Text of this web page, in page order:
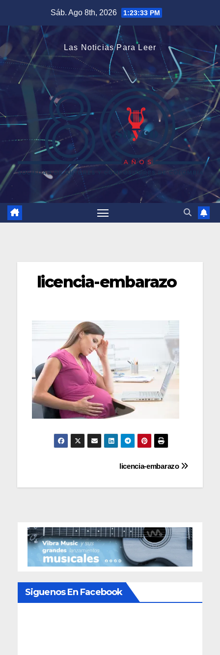
contenido
Sáb. Ago 8th, 2026 1:23:33 PM
Las Noticias Para Leer
licencia-embarazo
Navegación
de
licencia-embarazo
Siguenos En Facebook